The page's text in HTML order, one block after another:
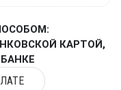
КАРТОЙ,